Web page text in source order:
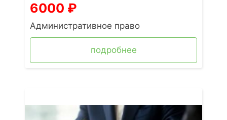
6000 ₽
Административное право
подробнее